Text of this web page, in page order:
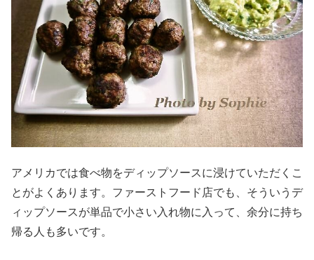
アメリカでは食べ物をディップソースに浸けていただくこ
とがよくあります。ファーストフード店でも、そういうデ
ィップソースが単品で小さい入れ物に入って、余分に持ち
帰る人も多いです。